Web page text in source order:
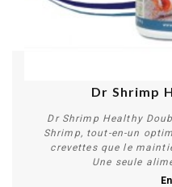
Dr Shrimp
Dr Shrimp Healthy
Shrimp, tout-en-un
crevettes que le
Une seule